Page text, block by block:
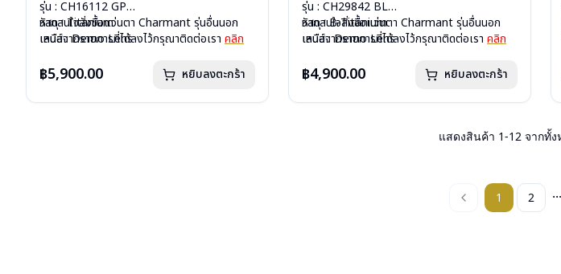
รุ่น : CH16112 GP
วัสดุ : Titanium
เลนส์ : Demo Lens
น้ำหนัก : 14 กรัม
การรับประกัน : 1 ปี
หากสนใจสั่งชื้อแว่นตา Charmant รุ่นอื่นนอก
เหนือจากรายการที่ได้ลงไว้กรุณาติดต่อเรา คลิก
฿5,900.00 หยิบลงตะกร้า
รุ่น : CH29842 BL
วัสดุ : B-Titanium
เลนส์ : Demo Lens
น้ำหนัก : 14 กรัม
การรับประกัน : 1 ปี
หากสนใจสั่งชื้อแว่นตา Charmant รุ่นอื่นนอก
เหนือจากรายการที่ได้ลงไว้กรุณาติดต่อเรา คลิก
฿4,900.00 หยิบลงตะกร้า
แสดงสินค้า 1-12 จากทั้ง
1 2 ...